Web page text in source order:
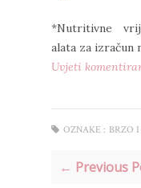
*Nutritivne
alata za izračun
Uvjeti
OZNAKE : BRZO
← Previous